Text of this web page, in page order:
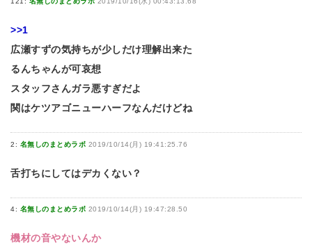
>>1
広瀬すずの気持ちが少しだけ理解出来た
るんちゃんが可哀想
スタッフさんガラ悪すぎだよ
関はケツアゴニューハーフなんだけどね
2: 名無しのまとめラボ 2019/10/14(月) 19:41:25.76
舌打ちにしてはデカくない？
4: 名無しのまとめラボ 2019/10/14(月) 19:47:28.50
機材の音やないんか